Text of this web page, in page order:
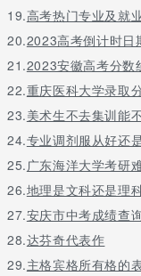
19.高考热门专业及就
20.2023高考倒计时日
21.2023安徽高考分数
22.重庆医科大学录取
23.美术生不去集训能
24.专业调剂服从好还
25.广东海洋大学考研
26.地理是文科还是理
27.安庆市中考成绩查
28.达芬奇代表作
29.主格宾格所有格的